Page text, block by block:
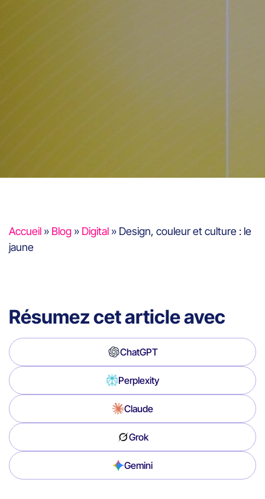
Accueil » Blog » Digital » Design, couleur et culture : le
jaune
Résumez cet article avec
ChatGPT
Perplexity
Claude
Grok
Gemini